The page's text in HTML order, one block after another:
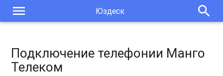
menu Юздеск search
Подключение телефонии Манго
Телеком